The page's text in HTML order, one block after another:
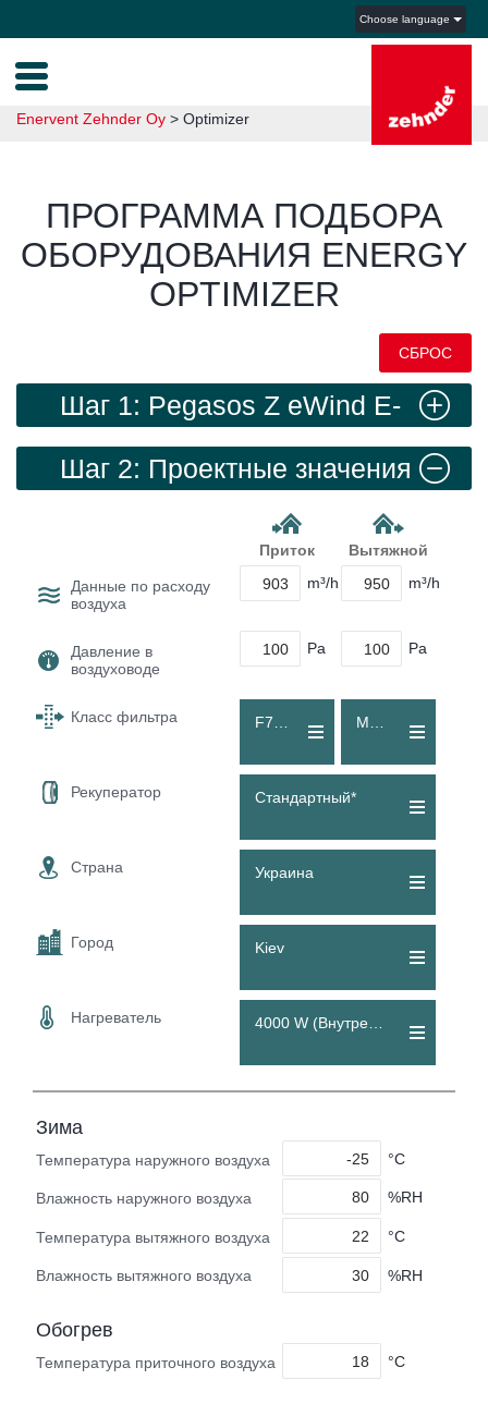
Choose language
Enervent Zehnder Oy > Optimizer
ПРОГРАММА ПОДБОРА
ОБОРУДОВАНИЯ ENERGY
OPTIMIZER
СБРОС
Шаг 1: Pegasos Z eWind E-
CG
Шаг 2: Проектные значения
Приток Вытяжной
Данные по расходу
воздуха
m³/h m³/h
Давление в
воздуховоде
Pa Pa
Класс фильтра
Рекуператор Стандартный*
Страна Украина
Город Kiev
Нагреватель 4000 W (Внутренний)
Зима
Температура наружного воздуха °C
Влажность наружного воздуха %RH
Температура вытяжного воздуха °C
Влажность вытяжного воздуха %RH
Обогрев
Температура приточного воздуха °C